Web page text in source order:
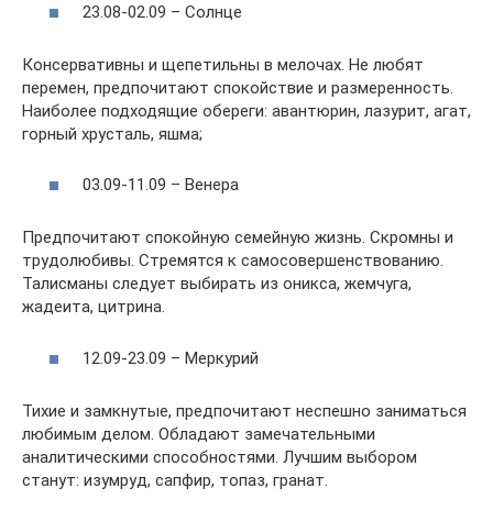
23.08-02.09 – Солнце
Консервативны и щепетильны в мелочах. Не любят
перемен, предпочитают спокойствие и размеренность.
Наиболее подходящие обереги: авантюрин, лазурит, агат,
горный хрусталь, яшма;
03.09-11.09 – Венера
Предпочитают спокойную семейную жизнь. Скромны и
трудолюбивы. Стремятся к самосовершенствованию.
Талисманы следует выбирать из оникса, жемчуга,
жадеита, цитрина.
12.09-23.09 – Меркурий
Тихие и замкнутые, предпочитают неспешно заниматься
любимым делом. Обладают замечательными
аналитическими способностями. Лучшим выбором
станут: изумруд, сапфир, топаз, гранат.